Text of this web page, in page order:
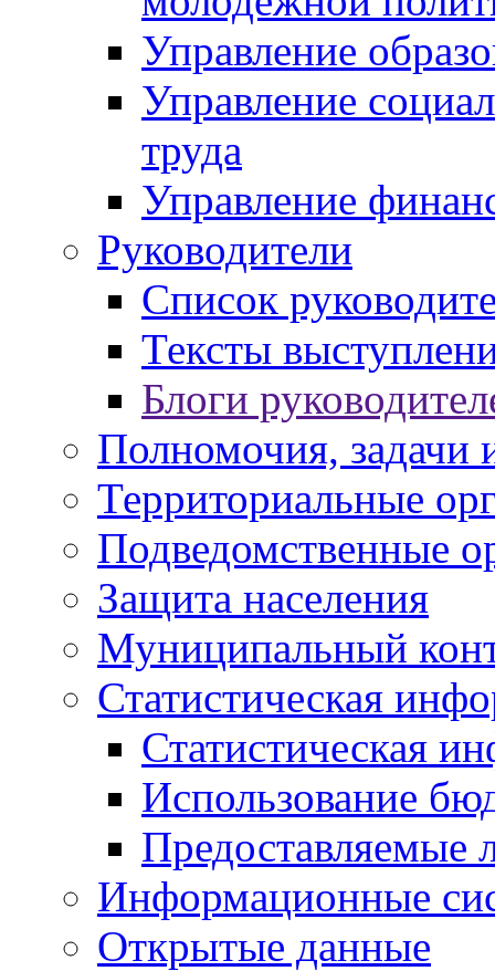
Управление
Управление
труда
Управление
Руководители
Список
Тексты
Блоги
Полномочия, задачи
Территориальные
Подведомственные
Защита населения
Муниципальный
Статистическая
Статистическая
Использование
Предоставляемые
Информационные
Открытые данные